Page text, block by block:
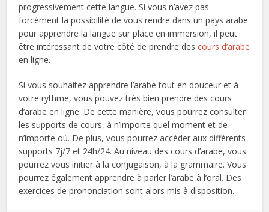
progressivement cette langue. Si vous n’avez pas
forcément la possibilité de vous rendre dans un pays arabe
pour apprendre la langue sur place en immersion, il peut
être intéressant de votre côté de prendre descours d’arabe
en ligne.
Si vous souhaitez apprendre l’arabe tout en douceur et à
votre rythme, vous pouvez très bien prendre des cours
d’arabe en ligne. De cette manière, vous pourrez consulter
les supports de cours, à n’importe quel moment et de
n’importe où. De plus, vous pourrez accéder aux différents
supports 7j/7 et 24h/24. Au niveau des cours d’arabe, vous
pourrez vous initier à la conjugaison, à la grammaire. Vous
pourrez également apprendre à parler l’arabe à l’oral. Des
exercices de prononciation sont alors mis à disposition.